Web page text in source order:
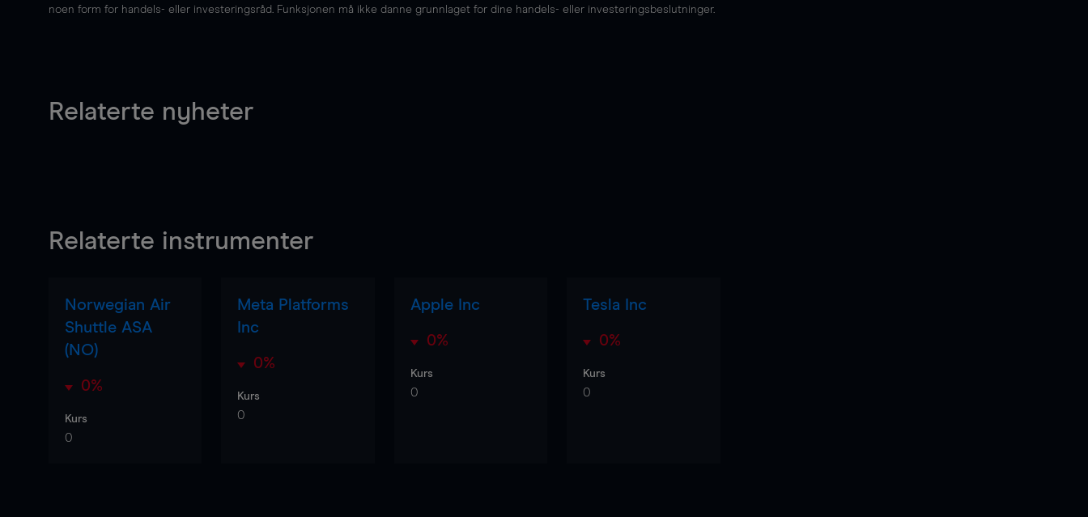
noen form for handels- eller investeringsråd. Funksjonen må ikke danne grunnlaget for dine handels- eller investeringsbeslutninger.
Relaterte nyheter
Relaterte instrumenter
Norwegian Air
Shuttle ASA
(NO)
0%
Kurs
0
Meta Platforms
Inc
0%
Kurs
0
Apple Inc
0%
Kurs
0
Tesla Inc
0%
Kurs
0